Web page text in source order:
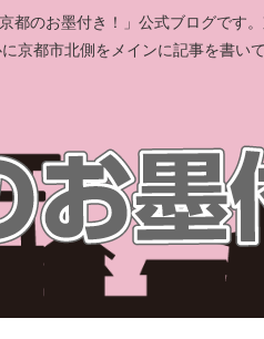
のお墨付き！」公式ブログです
京都市北側をメインに記事を書いて